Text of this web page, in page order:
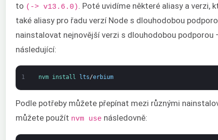
to (-> v13.6.0)
. Poté uvidíme některé aliasy a verzi,
také aliasy pro řadu verzí Node s dlouhodobou
nainstalovat nejnovější verzi s dlouhodobou podporou
následující:
1 nvm install lts/erbium
Podle potřeby můžete přepínat mezi různými
můžete použít nvm use následovně: